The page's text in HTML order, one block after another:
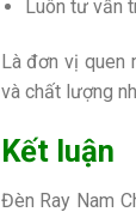
Luôn tư vấn
Là đơn vị quen
và chất lượng
Kết luận
Đèn Ray Nam